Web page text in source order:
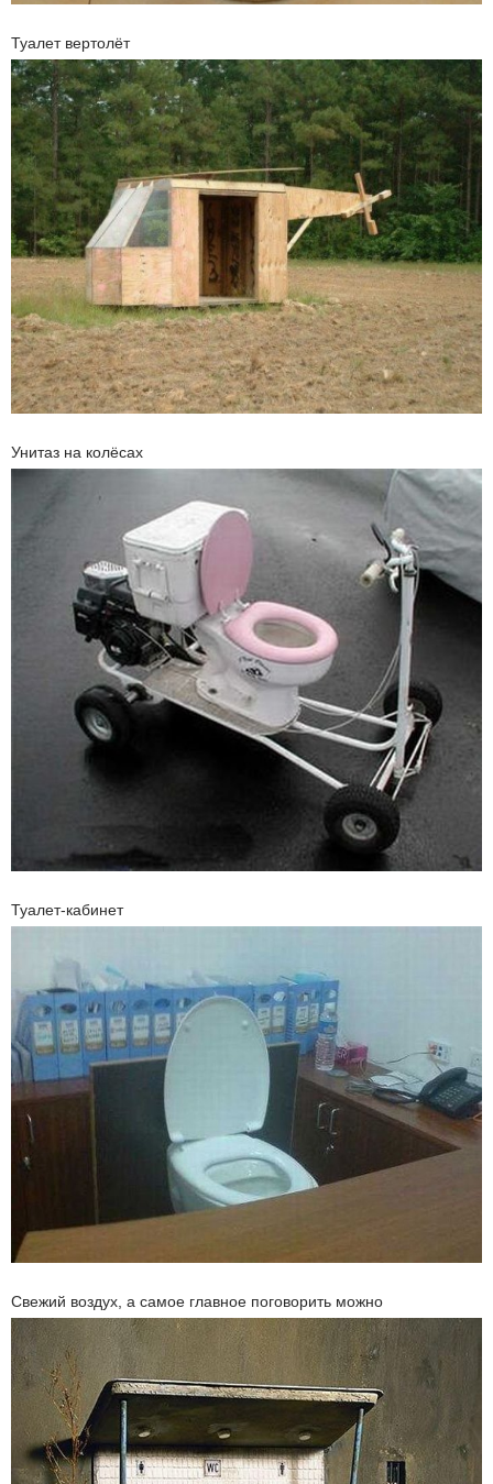
Туалет вертолёт
Унитаз на колёсах
Туалет-кабинет
Свежий воздух, а самое главное поговорить можно